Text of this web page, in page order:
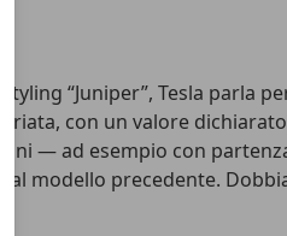
“Juniper”, Tesla parla
con un valore
— ad esempio con
modello precedente.